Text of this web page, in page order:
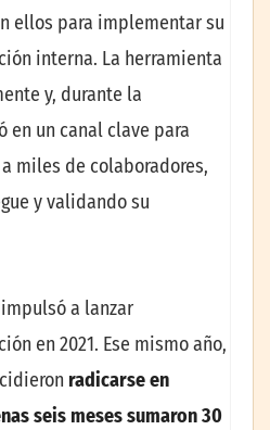
ellos para implementar su
interna. La herramienta
y, durante la
en un canal clave para
miles de colaboradores,
y validando su
a lanzar
en 2021. Ese mismo año,
radicarse en
seis meses sumaron 30